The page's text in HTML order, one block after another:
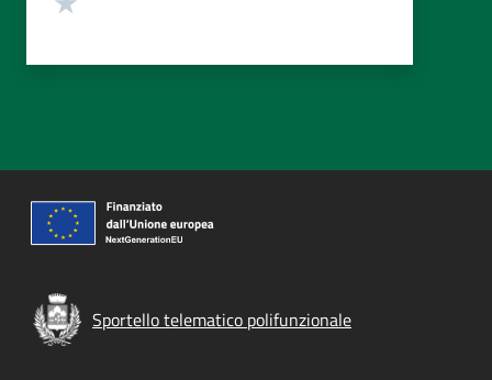
Sportello telematico polifunzionale